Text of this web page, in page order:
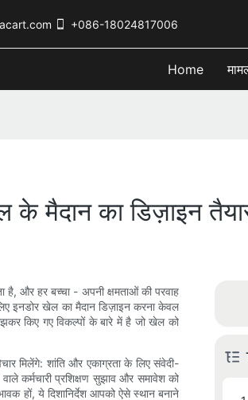
+086-18024817006
Home
मैदान का डिज़ाइन
है, और हर बच्चा - अपनी क्षमताओं की परवाह
इनडोर खेल का मैदान डिज़ाइन करना केवल
किए गए विकल्पों के बारे में है जो खेल को
मिलेंगे: शांति और एकाग्रता के लिए संवेदी-
कर्मचारी प्रशिक्षण सुझाव और समावेश को
हों, ये दिशानिर्देश आपको ऐसे स्थान बनाने